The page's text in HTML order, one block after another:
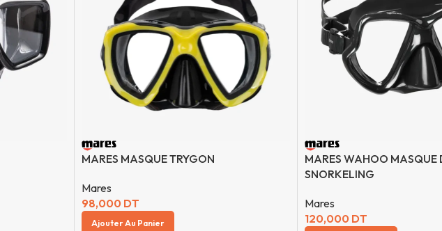
MARES MASQUE TRYGON
Mares
98,000 DT
Ajouter Au Panier
MARES WAHOO MASQUE
SNORKELING
Mares
120,000 DT